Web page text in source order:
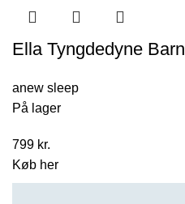
Ella Tyngdedyne Barn
anew sleep
På lager
799 kr.
Køb her